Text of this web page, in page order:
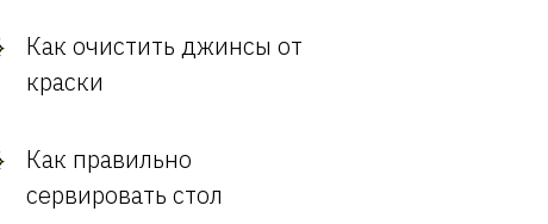
Как очистить джинсы от
краски
Как правильно
сервировать стол